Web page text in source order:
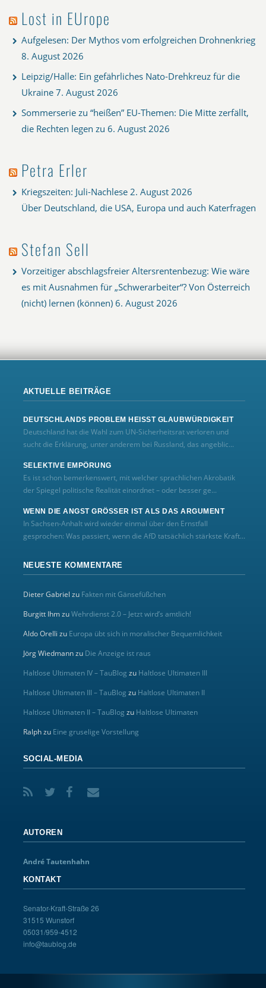
Lost in EUrope
Aufgelesen: Der Mythos vom erfolgreichen Drohnenkrieg
8. August 2026
Leipzig/Halle: Ein gefährliches Nato-Drehkreuz für die
Ukraine 7. August 2026
Sommerserie zu “heißen” EU-Themen: Die Mitte zerfällt,
die Rechten legen zu 6. August 2026
Petra Erler
Kriegszeiten: Juli-Nachlese 2. August 2026
Über Deutschland, die USA, Europa und auch Katerfragen
Stefan Sell
Vorzeitiger abschlagsfreier Altersrentenbezug: Wie wäre
es mit Ausnahmen für „Schwerarbeiter“? Von Österreich
(nicht) lernen (können) 6. August 2026
AKTUELLE BEITRÄGE
DEUTSCHLANDS PROBLEM HEISST GLAUBWÜRDIGKEIT
Deutschland hat die Wahl zum UN‑Sicherheitsrat verloren und
sucht die Erklärung, unter anderem bei Russland, das angeblic...
SELEKTIVE EMPÖRUNG
Es ist schon bemerkenswert, mit welcher sprachlichen Akrobatik
der Spiegel politische Realität einordnet – oder besser ge...
WENN DIE ANGST GRÖSSER IST ALS DAS ARGUMENT
In Sachsen-Anhalt wird wieder einmal über den Ernstfall
gesprochen: Was passiert, wenn die AfD tatsächlich stärkste Kraft...
NEUESTE KOMMENTARE
Dieter Gabriel zu Fakten mit Gänsefüßchen
Burgitt IhmzuWehrdienst 2.0 – Jetzt wird’s amtlich!
Aldo Orelli zu Europa übt sich in moralischer Bequemlichkeit
Jörg Wiedmannzu Die Anzeige ist raus
Haltlose Ultimaten IV – TauBlog zu Haltlose Ultimaten III
Haltlose Ultimaten III – TauBlog zu Haltlose Ultimaten II
Haltlose Ultimaten II – TauBlog zu Haltlose Ultimaten
Ralphzu Eine gruselige Vorstellung
SOCIAL-MEDIA
AUTOREN
André Tautenhahn
KONTAKT
Senator-Kraft-Straße 26
31515 Wunstorf
05031/959-4512
info@taublog.de